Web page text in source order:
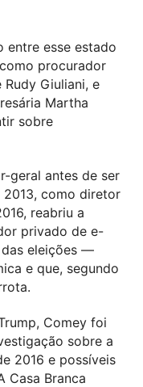
entre esse estado
procurador
Giuliani, e
Martha
sobre
geral antes de ser
2013, como diretor
reabriu a
privado de e-
das eleições —
e que, segundo
Comey foi
sobre a
2016 e possíveis
Casa Branca